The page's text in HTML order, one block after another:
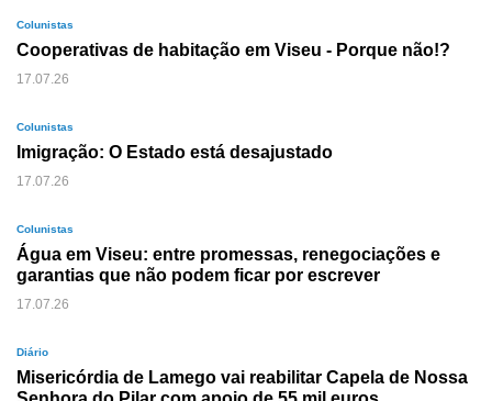
Colunistas
Cooperativas de habitação em Viseu - Porque não!?
17.07.26
Colunistas
Imigração: O Estado está desajustado
17.07.26
Colunistas
Água em Viseu: entre promessas, renegociações e
garantias que não podem ficar por escrever
17.07.26
Diário
Misericórdia de Lamego vai reabilitar Capela de Nossa